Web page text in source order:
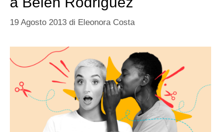
19 Agosto 2013 di Eleonora Costa